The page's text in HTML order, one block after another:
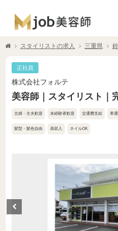
スタイリストの求人 三重県
正社員
株式会社フォルテ
美容師｜スタイリスト｜
主婦・主夫歓迎 未経験者歓迎 交通費支給 車
髪型・髪色自由 高収入 ネイルOK